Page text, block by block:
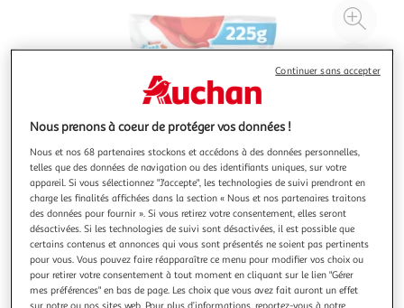
d'aide
à
KINDER
Nous prenons à coeur de protéger vos données !
Nous et nos 68 partenaires stockons et accédons à des données personnelles,
telles que des données de navigation ou des identifiants uniques, sur votre
appareil. Si vous sélectionnez "J'accepte", les technologies de suivi prendront en
charge les finalités affichées dans la section « Nous et nos partenaires traitons
des données pour fournir ». Si vous retirez votre consentement, elles seront
désactivées. Si les technologies de suivi sont désactivées, il est possible que
certains contenus et annonces qui vous sont présentés ne soient pas pertinents
pour vous. Vous pouvez faire réapparaître ce menu pour modifier vos choix ou
pour retirer votre consentement à tout moment en cliquant sur le lien "Gérer
mes préférences" en bas de page. Les choix que vous avez fait auront un effet
sur notre ou nos sites web. Pour plus d’informations, reportez-vous à notre
Continuer sans accepter